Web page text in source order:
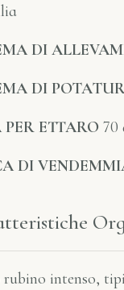
DI
DI
PER ETTARO 70
DI
rubino intenso,